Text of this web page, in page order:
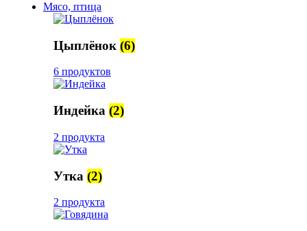
Мясо, птица
Цыплёнок (6)
6 продуктов
Индейка (2)
2 продукта
Утка (2)
2 продукта